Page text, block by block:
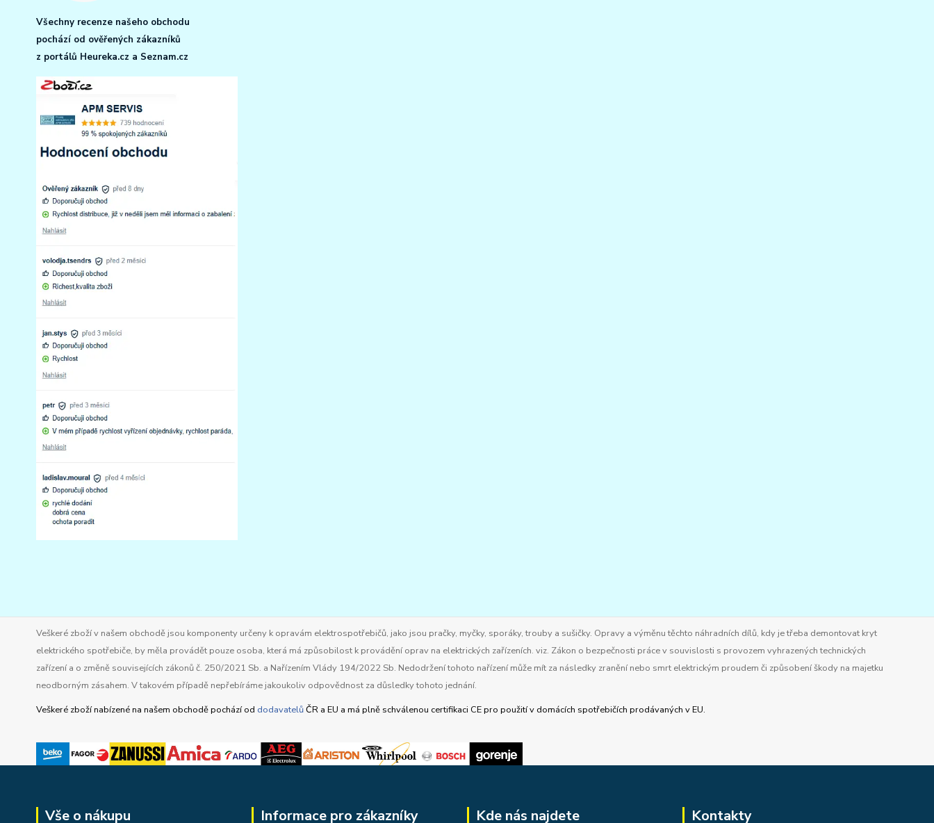
Všechny recenze našeho obchodu
pochází od ověřených zákazníků
z portálů Heureka.cz a Seznam.cz
Veškeré zboží v našem obchodě jsou komponenty určeny k opravám elektrospotřebičů, jako jsou pračky, myčky, sporáky, trouby a sušičky. Opravy a výměnu těchto náhradních dílů, kdy je třeba demontovat kryt
elektrického spotřebiče, by měla provádět pouze osoba, která má způsobilost k provádění oprav na elektrických zařízeních. viz. Zákon o bezpečnosti práce v souvislosti s provozem vyhrazených technických
zařízení a o změně souvisejících zákonů č. 250/2021 Sb. a Nařízením Vlády 194/2022 Sb. Nedodržení tohoto nařízení může mít za následky zranění nebo smrt elektrickým proudem či způsobení škody na majetku
neodborným zásahem. V takovém případě nepřebíráme jakoukoliv odpovědnost za důsledky tohoto jednání.
Veškeré zboží nabízené na našem obchodě pochází od dodavatelůČR a EU a má plně schválenou certifikaci CE pro použití v domácích spotřebičích prodávaných v EU.
Vše o nákupu Informace pro zákazníky Kde nás najdete Kontakty